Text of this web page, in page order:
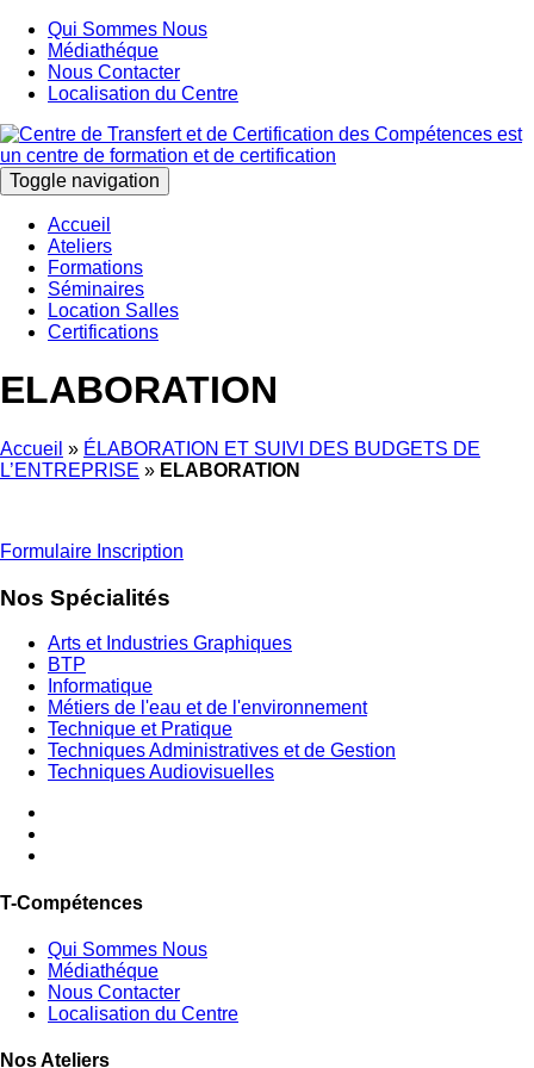
Qui Sommes Nous
Médiathéque
Nous Contacter
Localisation du Centre
Toggle navigation
Accueil
Ateliers
Formations
Séminaires
Location Salles
Certifications
ELABORATION
Accueil » ÉLABORATION ET SUIVI DES BUDGETS DE
L’ENTREPRISE » ELABORATION
Formulaire Inscription
Nos Spécialités
Arts et Industries Graphiques
BTP
Informatique
Métiers de l'eau et de l'environnement
Technique et Pratique
Techniques Administratives et de Gestion
Techniques Audiovisuelles
T-Compétences
Qui Sommes Nous
Médiathéque
Nous Contacter
Localisation du Centre
Nos Ateliers